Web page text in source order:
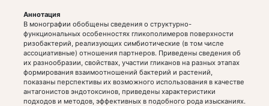
Аннотация
В монографии обобщены сведения о структурно-
функциональных особенностях гликополимеров поверхности
ризобактерий, реализующих симбиотические (в том числе
ассоциативные) отношения партнеров. Приведены сведения об
их разнообразии, свойствах, участии гликанов на разных этапах
формирования взаимоотношений бактерий и растений,
показаны перспективы их возможного использования в качестве
антагонистов эндотоксинов, приведены характеристики
подходов и методов, эффективных в подобного рода изысканиях.